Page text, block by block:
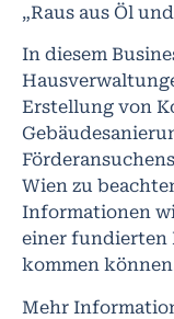
„Raus aus Öl und
In diesem
Erstellung von
Wien zu
Informationen
einer fundierten
kommen
Mehr